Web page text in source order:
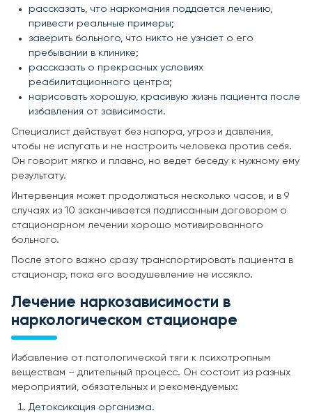
рассказать, что наркомания поддается лечению,
привести реальные примеры;
заверить больного, что никто не узнает о его
пребывании в клинике;
рассказать о прекрасных условиях
реабилитационного центра;
нарисовать хорошую, красивую жизнь пациента после
избавления от зависимости.
Специалист действует без напора, угроз и давления,
чтобы не испугать и не настроить человека против себя.
Он говорит мягко и плавно, но ведет беседу к нужному ему
результату.
Интервенция может продолжаться несколько часов, и в 9
случаях из 10 заканчивается подписанным договором о
стационарном лечении хорошо мотивированного
больного.
После этого важно сразу транспортировать пациента в
стационар, пока его воодушевление не иссякло.
Лечение наркозависимости в
наркологическом стационаре
Избавление от патологической тяги к психотропным
веществам – длительный процесс. Он состоит из разных
мероприятий, обязательных и рекомендуемых:
Детоксикация организма.